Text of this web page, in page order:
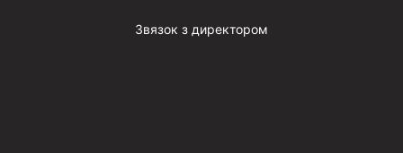
Звязок з директором